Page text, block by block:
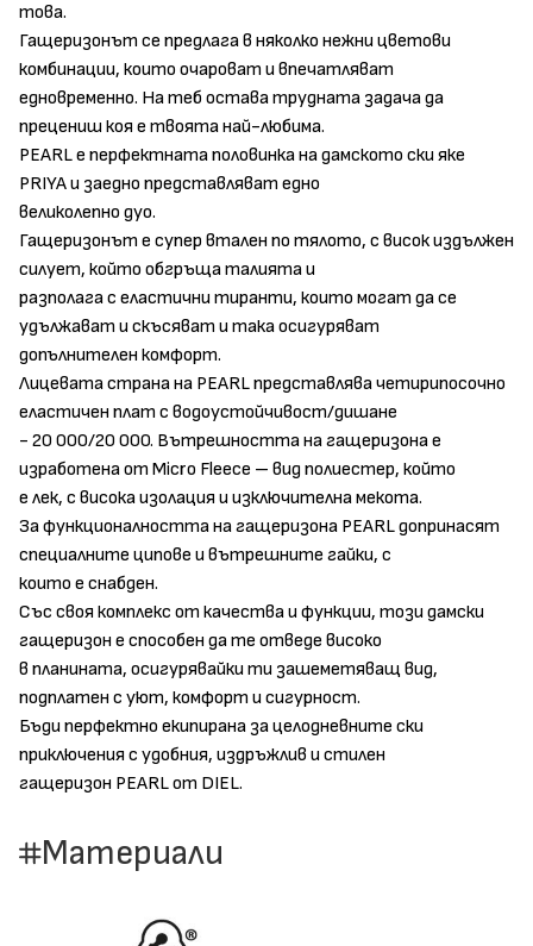
това.
Гащеризонът се предлага в няколко нежни цветови
комбинации, които очароват и впечатляват
едновременно. На теб остава трудната задача да
прецениш коя е твоята най-любима.
PEARL е перфектната половинка на дамското ски яке
PRIYA и заедно представляват едно
великолепно дуо.
Гащеризонът е супер втален по тялото, с висок издължен
силует, който обгръща талията и
разполага с еластични тиранти, които могат да се
удължават и скъсяват и така осигуряват
допълнителен комфорт.
Лицевата страна на PEARL представлява четирипосочно
еластичен плат с водоустойчивост/дишане
- 20 000/20 000. Вътрешността на гащеризона е
изработена от Мicro Fleece – вид полиестер, който
е лек, с висока изолация и изключителна мекота.
За функционалността на гащеризона PEARL допринасят
специалните ципове и вътрешните гайки, с
които е снабден.
Със своя комплекс от качества и функции, този дамски
гащеризон е способен да те отведе високо
в планината, осигурявайки ти зашеметяващ вид,
подплатен с уют, комфорт и сигурност.
Бъди перфектно екипирана за целодневните ски
приключения с удобния, издръжлив и стилен
гащеризон PEARL от DIEL.
Материали